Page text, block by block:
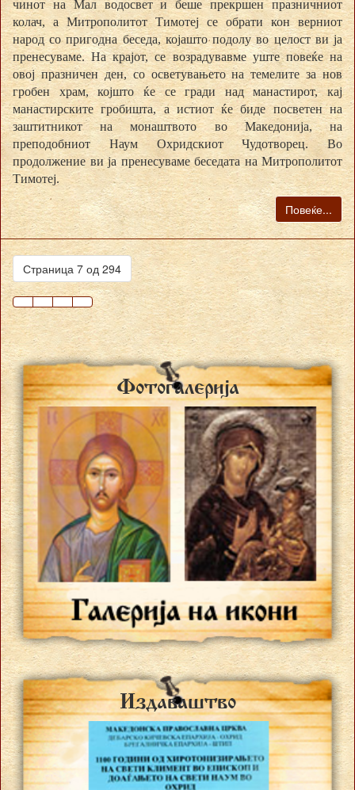
чинот на Мал водосвет и беше прекршен празничниот
колач, а Митрополитот Тимотеј се обрати кон верниот
народ со пригодна беседа, којашто подолу во целост ви ја
пренесуваме. На крајот, се возрадувавме уште повеќе на
овој празничен ден, со осветувањето на темелите за нов
гробен храм, којшто ќе се гради над манастирот, кај
манастирските гробишта, а истиот ќе биде посветен на
заштитникот на монаштвото во Македонија, на
преподобниот Наум Охридскиот Чудотворец. Во
продолжение ви ја пренесуваме беседата на Митрополитот
Тимотеј.
Повеќе...
Страница 7 од 294
Fotogalerija
Izdava{tvo